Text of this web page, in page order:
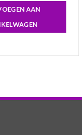
AAN